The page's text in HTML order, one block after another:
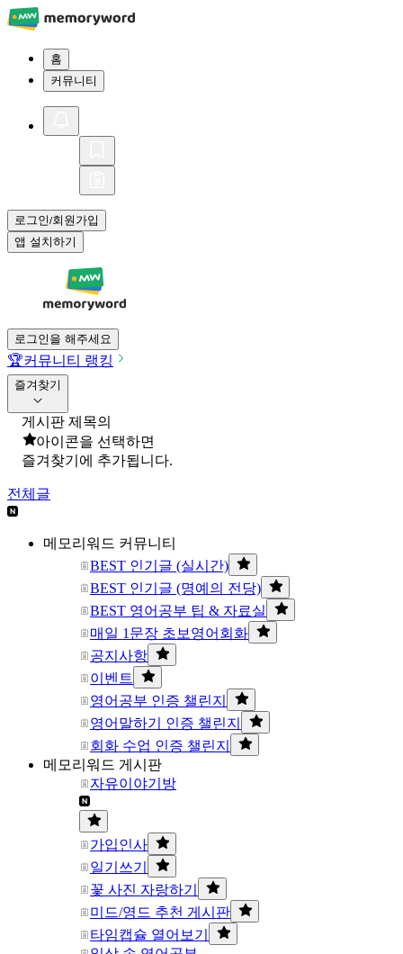
홈
커뮤니티
로그인/회원가입
앱 설치하기
로그인을 해주세요
🏆커뮤니티 랭킹
즐겨찾기
게시판 제목의
아이콘을 선택하면
즐겨찾기에 추가됩니다.
전체글
메모리워드 커뮤니티
BEST 인기글 (실시간)
BEST 인기글 (명예의 전당)
BEST 영어공부 팁 & 자료실
매일 1문장 초보영어회화
공지사항
이벤트
영어공부 인증 챌린지
영어말하기 인증 챌린지
회화 수업 인증 챌린지
메모리워드 게시판
자유이야기방
가입인사
일기쓰기
꽃 사진 자랑하기
미드/영드 추천 게시판
타임캡슐 열어보기